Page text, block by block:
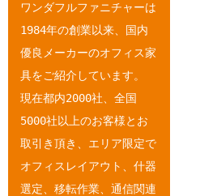
ワンダフルファニチャーは
1984年の創業以来、国内
優良メーカーのオフィス家
具をご紹介しています。
現在都内2000社、全国
5000社以上のお客様とお
取引き頂き、エリア限定で
オフィスレイアウト、什器
選定、移転作業、通信関連